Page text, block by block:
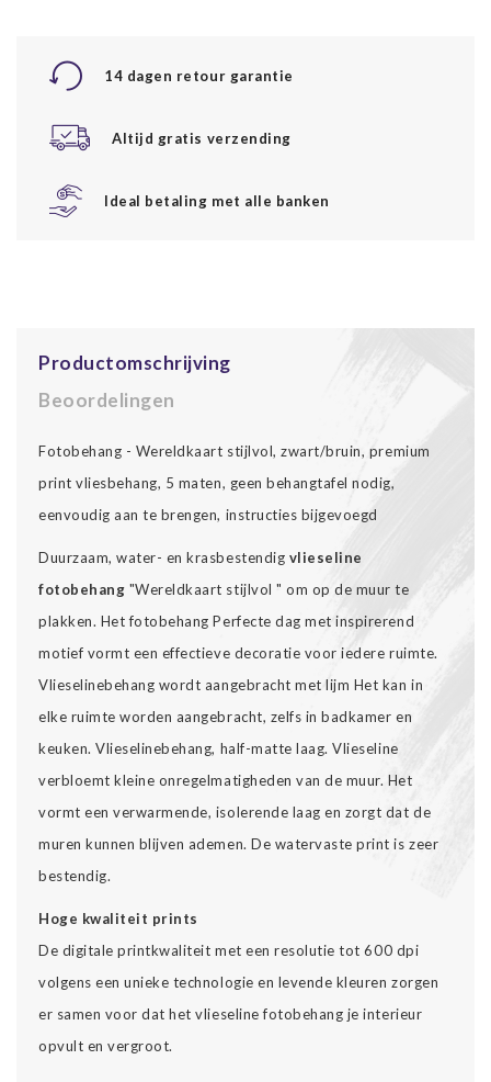
14 dagen retour garantie
Altijd gratis verzending
Ideal betaling met alle banken
Productomschrijving
Beoordelingen
Fotobehang - Wereldkaart stijlvol, zwart/bruin, premium
print vliesbehang, 5 maten, geen behangtafel nodig,
eenvoudig aan te brengen, instructies bijgevoegd
Duurzaam, water- en krasbestendig vlieseline
fotobehang "Wereldkaart stijlvol " om op de muur te
plakken. Het fotobehang Perfecte dag met inspirerend
motief vormt een effectieve decoratie voor iedere ruimte.
Vlieselinebehang wordt aangebracht met lijm Het kan in
elke ruimte worden aangebracht, zelfs in badkamer en
keuken. Vlieselinebehang, half-matte laag. Vlieseline
verbloemt kleine onregelmatigheden van de muur. Het
vormt een verwarmende, isolerende laag en zorgt dat de
muren kunnen blijven ademen. De watervaste print is zeer
bestendig.
Hoge kwaliteit prints
De digitale printkwaliteit met een resolutie tot 600 dpi
volgens een unieke technologie en levende kleuren zorgen
er samen voor dat het vlieseline fotobehang je interieur
opvult en vergroot.